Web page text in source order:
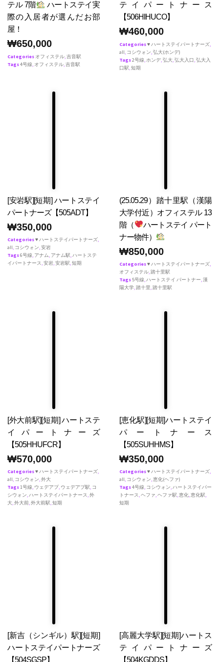
テル 7階
ハートステイ実
際の入居者が選んだお部
屋！
₩650,000
Categories オフィステル,吉音駅
Tags4号線, オフィステル,吉音駅
テイパートナース
【506HIHUCO】
₩460,000
Categories♥ ハートステイパートナーズ,
all, コシウォン,弘大(ホンデ)
Tags2号線,ホンデ,弘大,弘大入口,弘大入
口駅,短期
[安岩駅][短期] ハートステイ
パートナーズ【505ADT】
₩350,000
Categories♥ ハートステイパートナーズ,
all, コシウォン,安岩
Tags6号線, アナム, アナム駅,ハートステ
イパートナース,安岩,安岩駅,短期
(25.05.29）踏十里駅（漢陽
大学付近）オフィステル 13
階（
ハートステイ パート
ナー物件）
₩850,000
Categories♥ ハートステイパートナーズ,
オフィステル,踏十里駅
Tags 5号線,ハートステイ パートナー,漢
陽大学,踏十里,踏十里駅
[外大前駅][短期] ハートステ
イパートナーズ
【505HHUFCR】
₩570,000
Categories♥ ハートステイパートナーズ,
all, コシウォン,外大
Tags1号線, ウェデアプ, ウェデアプ駅, コ
シウォン,ハートステイパートナース,外
大,外大前,外大前駅,短期
[恵化駅][短期]ハートステイ
パートナース
【505SUHHMS】
₩350,000
Categories♥ ハートステイパートナーズ,
all, コシウォン,恵化(ヘファ)
Tags4号線, コシウォン,ハートステイパー
トナース,ヘファ,ヘファ駅,恵化,恵化駅,
短期
[新吉（シンギル）駅][短期]
ハートステイパートナーズ
【504SGSP】
[高麗大学駅][短期]ハートス
テイパートナーズ
【504KGDDS】